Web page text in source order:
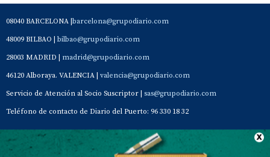
08040 BARCELONA | barcelona@grupodiario.com
48009 BILBAO | bilbao@grupodiario.com
28003 MADRID | madrid@grupodiario.com
46120 Alboraya. VALENCIA | valencia@grupodiario.com
Servicio de Atención al Socio Suscriptor | sas@grupodiario.com
Teléfono de contacto de Diario del Puerto: 96 330 18 32
Contacto Aviso Legal Quiénes somos Política de privacidad